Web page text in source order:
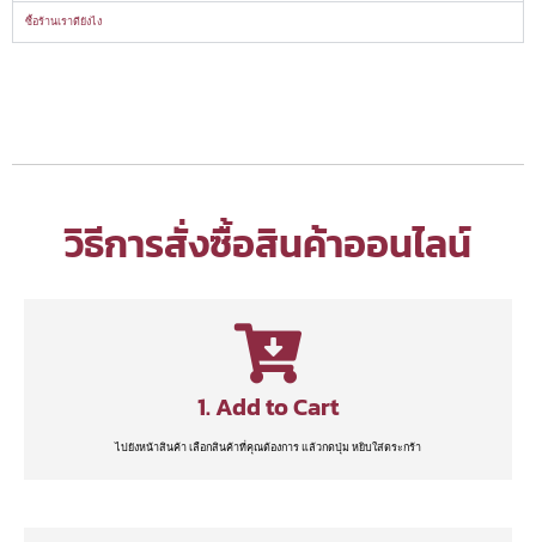
ซื้อร้านเราดียังไง
วิธีการสั่งซื้อสินค้าออนไลน์
1. Add to Cart
ไปยังหน้าสินค้า เลือกสินค้าที่คุณต้องการ แล้วกดปุ่ม หยิบใส่ตระกร้า